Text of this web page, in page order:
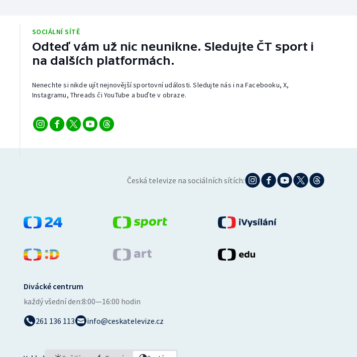
SOCIÁLNÍ SÍTĚ
Odteď vám už nic neunikne. Sledujte ČT sport i
na dalších platformách.
Nenechte si nikde ujít nejnovější sportovní události. Sledujte nás i na Facebooku, X,
Instagramu, Threads či YouTube a buďte v obraze.
Česká televize na sociálních sítích:
Divácké centrum
každý všední den:8:00—16:00 hodin
261 136 113
info@ceskatelevize.cz